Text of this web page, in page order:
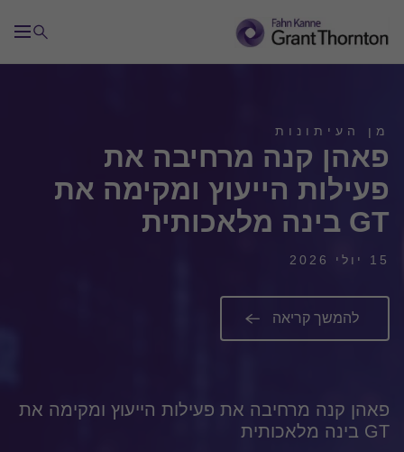
מן העיתונות
פאהן קנה מרחיבה את
פעילות הייעוץ ומקימה את
GT בינה מלאכותית
15 יולי 2026
להמשך קריאה
פאהן קנה מרחיבה את פעילות הייעוץ ומקימה את
GT בינה מלאכותית